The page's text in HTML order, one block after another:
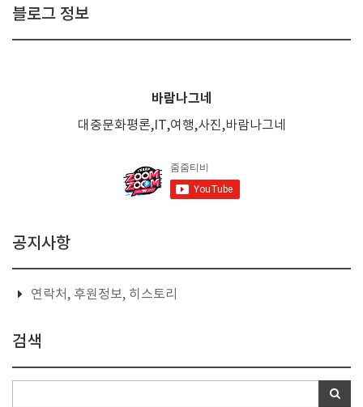
블로그 정보
바람나그네
대중문화평론,IT,여행,사진,바람나그네
공지사항
연락처, 후원정보, 히스토리
검색